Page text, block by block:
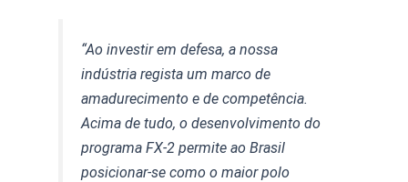
“Ao investir em defesa, a nossa
indústria regista um marco de
amadurecimento e de competência.
Acima de tudo, o desenvolvimento do
programa FX-2 permite ao Brasil
posicionar-se como o maior polo